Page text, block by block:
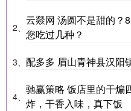
2、
云燚网 汤圆不是甜的？
您吃过几种？
3、 配多多 眉山青神县汉阳
4、
驰赢策略 饭店里的干煸
炸，干香入味，真下饭